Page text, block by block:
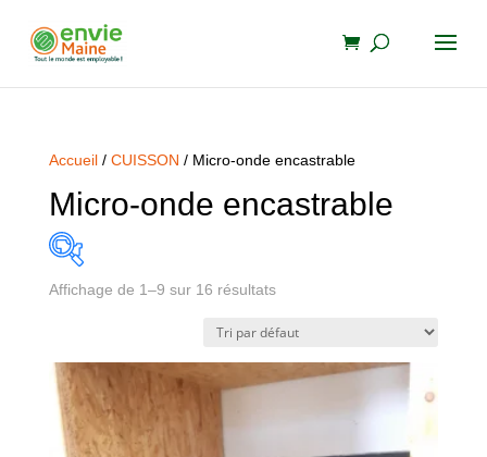
Accueil/ CUISSON / Micro-onde encastrable
Micro-onde encastrable
Affichage de 1–9 sur 16 résultats